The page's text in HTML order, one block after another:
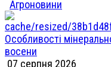
Агроновини
Особливості
восени
07 серпня 2026